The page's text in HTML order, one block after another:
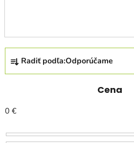
R
a
d
n
i
e
Radiť podľa:Odporúčame
Cena
0 €